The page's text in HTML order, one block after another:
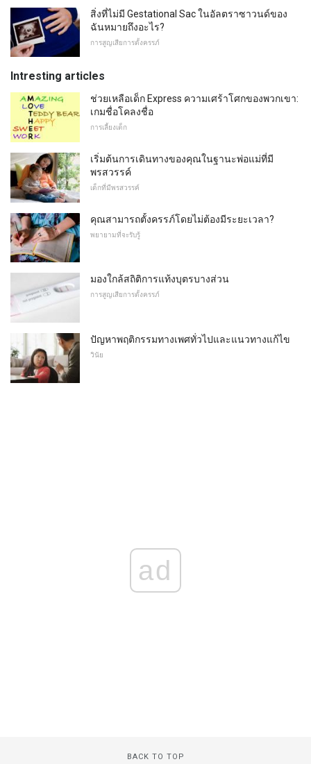
สิ่งที่ไม่มี Gestational Sac ในอัลตราซาวนด์ของ
ฉันหมายถึงอะไร?
การสูญเสียการตั้งครรภ์
Intresting articles
ช่วยเหลือเด็ก Express ความเศร้าโศกของพวกเขา:
เกมชื่อโคลงชื่อ
การเลี้ยงเด็ก
เริ่มต้นการเดินทางของคุณในฐานะพ่อแม่ที่มี
พรสวรรค์
เด็กที่มีพรสวรรค์
คุณสามารถตั้งครรภ์โดยไม่ต้องมีระยะเวลา?
พยายามที่จะรับรู้
มองใกล้สถิติการแท้งบุตรบางส่วน
การสูญเสียการตั้งครรภ์
ปัญหาพฤติกรรมทางเพศทั่วไปและแนวทางแก้ไข
วินัย
ad
BACK TO TOP